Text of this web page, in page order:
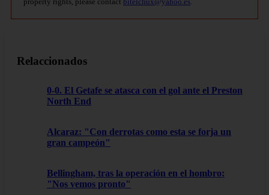
Relaccionados
0-0. El Getafe se atasca con el gol ante el Preston
North End
Alcaraz: "Con derrotas como esta se forja un
gran campeón"
Bellingham, tras la operación en el hombro:
"Nos vemos pronto"